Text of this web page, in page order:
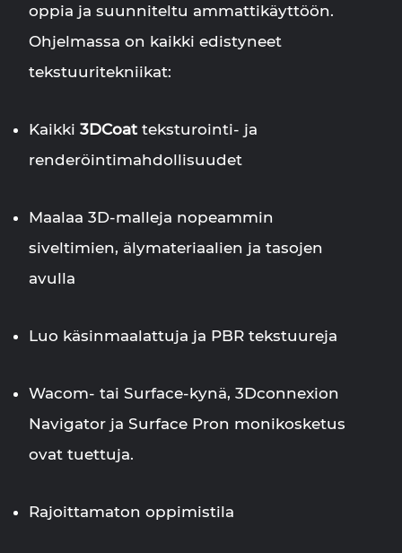
oppia ja suunniteltu ammattikäyttöön.
Ohjelmassa on kaikki edistyneet
tekstuuritekniikat:
Kaikki3DCoatteksturointi- ja
renderöintimahdollisuudet
Maalaa 3D-malleja nopeammin
siveltimien, älymateriaalien ja tasojen
avulla
Luo käsinmaalattuja ja PBR tekstuureja
Wacom- tai Surface-kynä, 3Dconnexion
Navigator ja Surface Pron monikosketus
ovat tuettuja.
Rajoittamaton oppimistila